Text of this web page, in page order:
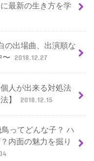
最新の生き方を学
の出場曲、出演順な
〜 2018.12.27
人が出来る対処法
】
2018.12.15
ってどんな子？ ハ
内面の魅力を掘り